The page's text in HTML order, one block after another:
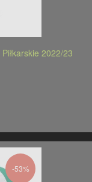
2022/23
-53%